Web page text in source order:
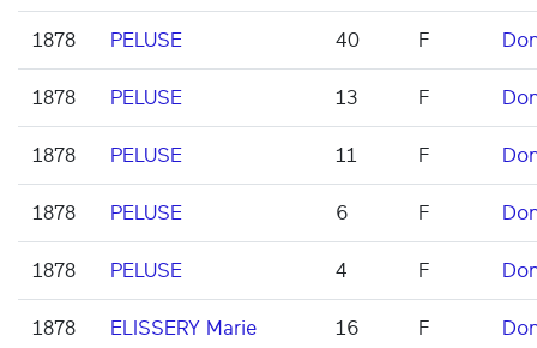
1878 PELUSE 40 F
1878 PELUSE 13 F
1878 PELUSE 11 F
1878 PELUSE 6 F
1878 PELUSE 4 F
1878 ELISSERY Marie 16 F